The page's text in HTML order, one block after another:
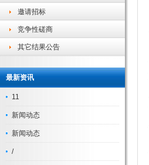
邀请招标
竞争性磋商
其它结果公告
最新资讯
11
新闻动态
新闻动态
/